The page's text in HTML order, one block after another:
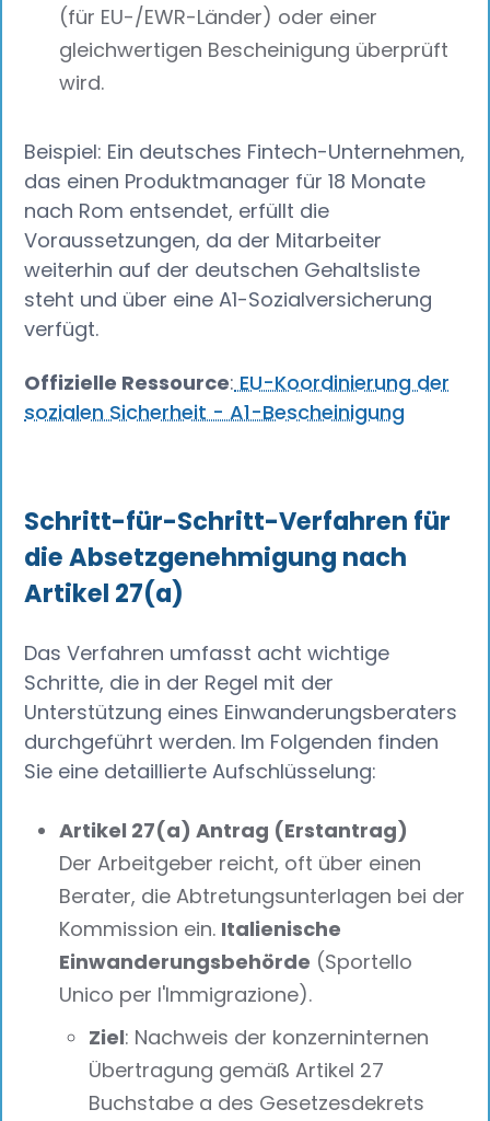
(für EU-/EWR-Länder) oder einer
gleichwertigen Bescheinigung überprüft
wird.
Beispiel: Ein deutsches Fintech-Unternehmen,
das einen Produktmanager für 18 Monate
nach Rom entsendet, erfüllt die
Voraussetzungen, da der Mitarbeiter
weiterhin auf der deutschen Gehaltsliste
steht und über eine A1-Sozialversicherung
verfügt.
Offizielle Ressource:EU-Koordinierung der
sozialen Sicherheit - A1-Bescheinigung
Schritt-für-Schritt-Verfahren für
die Absetzgenehmigung nach
Artikel 27(a)
Das Verfahren umfasst acht wichtige
Schritte, die in der Regel mit der
Unterstützung eines Einwanderungsberaters
durchgeführt werden. Im Folgenden finden
Sie eine detaillierte Aufschlüsselung:
Artikel 27(a) Antrag (Erstantrag)
Der Arbeitgeber reicht, oft über einen
Berater, die Abtretungsunterlagen bei der
Kommission ein. Italienische
Einwanderungsbehörde (Sportello
Unico per l'Immigrazione).
Ziel: Nachweis der konzerninternen
Übertragung gemäß Artikel 27
Buchstabe a des Gesetzesdekrets